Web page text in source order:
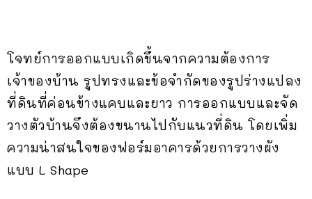
โจทย์การออกแบบเกิดขึ้นจากความต้องการ
เจ้าของบ้าน รูปทรงและข้อจำกัดของรูปร่างแปลง
ที่ดินที่ค่อนข้างแคบและยาว การออกแบบและจัด
วางตัวบ้านจึงต้องขนานไปกับแนวที่ดิน โดยเพิ่ม
ความน่าสนใจของฟอร์มอาคารด้วยการวางผัง
แบบ L Shape